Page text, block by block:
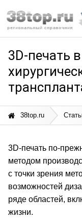
3D-печать
38top.ru
3D-печать по-
методом
с точки зрения
возможностей
ряде областей,
жизни.